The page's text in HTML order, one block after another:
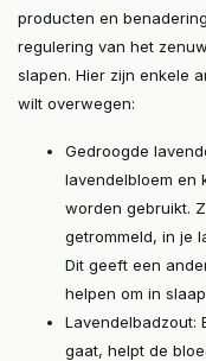
producten en
regulering van het
slapen. Hier zijn enkele
wilt overwegen:
Gedroogde
lavendelbloem en
worden gebruikt.
getrommeld, in je
Dit geeft een
helpen om in
Lavendelbadzout:
gaat, helpt de